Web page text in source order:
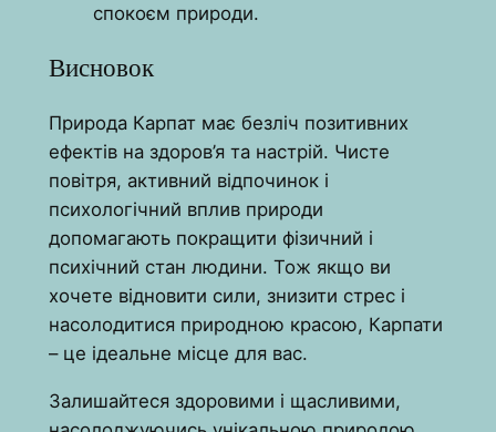
спокоєм природи.
Висновок
Природа Карпат має безліч позитивних
ефектів на здоров’я та настрій. Чисте
повітря, активний відпочинок і
психологічний вплив природи
допомагають покращити фізичний і
психічний стан людини. Тож якщо ви
хочете відновити сили, знизити стрес і
насолодитися природною красою, Карпати
– це ідеальне місце для вас.
Залишайтеся здоровими і щасливими,